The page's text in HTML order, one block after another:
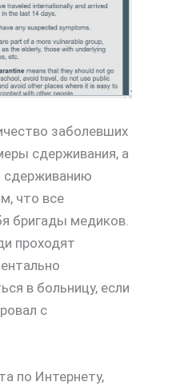
заболевших
сдерживания, а
сдерживанию
что все
бригады медиков.
проходят
в больницу, если
с
по Интернету,